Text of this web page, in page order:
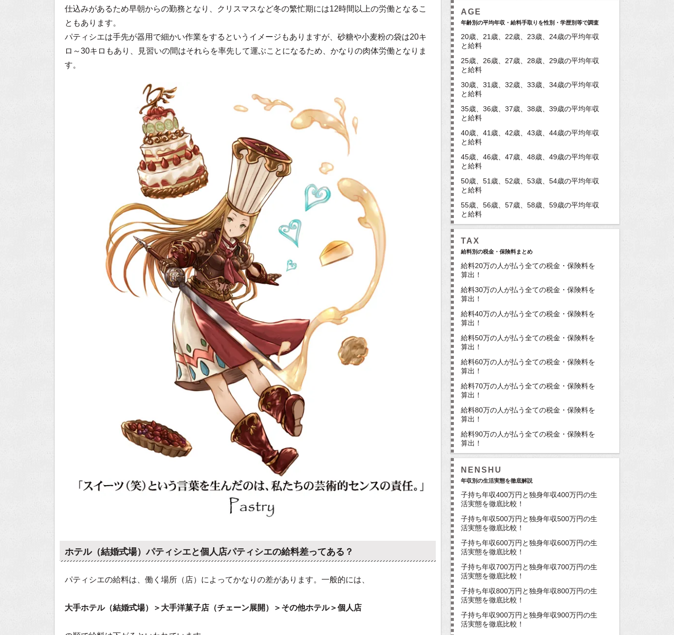
仕込みがあるため早朝からの勤務となり、クリスマスなど冬の繁忙期には12時間以上の労働となるこ
ともあります。
パティシエは手先が器用で細かい作業をするというイメージもありますが、砂糖や小麦粉の袋は20キ
ロ～30キロもあり、見習いの間はそれらを率先して運ぶことになるため、かなりの肉体労働となりま
す。
ホテル（結婚式場）パティシエと個人店パティシエの給料差ってある？
パティシエの給料は、働く場所（店）によってかなりの差があります。一般的には、
大手ホテル（結婚式場）＞大手洋菓子店（チェーン展開）＞その他ホテル＞個人店
AGE
年齢別の平均年収・給料手取りを性別・学歴別等で調査
20歳、21歳、22歳、23歳、24歳の平均年収
と給料
25歳、26歳、27歳、28歳、29歳の平均年収
と給料
30歳、31歳、32歳、33歳、34歳の平均年収
と給料
35歳、36歳、37歳、38歳、39歳の平均年収
と給料
40歳、41歳、42歳、43歳、44歳の平均年収
と給料
45歳、46歳、47歳、48歳、49歳の平均年収
と給料
50歳、51歳、52歳、53歳、54歳の平均年収
と給料
55歳、56歳、57歳、58歳、59歳の平均年収
と給料
TAX
給料別の税金・保険料まとめ
給料20万の人が払う全ての税金・保険料を
算出！
給料30万の人が払う全ての税金・保険料を
算出！
給料40万の人が払う全ての税金・保険料を
算出！
給料50万の人が払う全ての税金・保険料を
算出！
給料60万の人が払う全ての税金・保険料を
算出！
給料70万の人が払う全ての税金・保険料を
算出！
給料80万の人が払う全ての税金・保険料を
算出！
給料90万の人が払う全ての税金・保険料を
算出！
NENSHU
年収別の生活実態を徹底解説
子持ち年収400万円と独身年収400万円の生
活実態を徹底比較！
子持ち年収500万円と独身年収500万円の生
活実態を徹底比較！
子持ち年収600万円と独身年収600万円の生
活実態を徹底比較！
子持ち年収700万円と独身年収700万円の生
活実態を徹底比較！
子持ち年収800万円と独身年収800万円の生
活実態を徹底比較！
子持ち年収900万円と独身年収900万円の生
活実態を徹底比較！